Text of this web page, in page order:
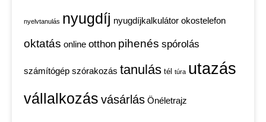
nyelvtanulás nyugdíj nyugdíjkalkulátor okostelefon
oktatás online otthon pihenés spórolás
számítógép szórakozás tanulás tél túra utazás
vállalkozás vásárlás Önéletrajz